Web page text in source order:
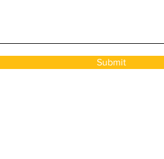
Submit